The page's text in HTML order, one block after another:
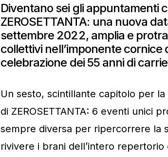
Diventano sei gli appuntamenti
ZEROSETTANTA: una nuova
settembre 2022, amplia e
collettivi nell’imponente cornice
celebrazione dei 55 anni di
Un sesto, scintillante capitolo per
di ZEROSETTANTA: 6 eventi unici
sempre diversa per ripercorrere la
rivivere i brani dell’intero